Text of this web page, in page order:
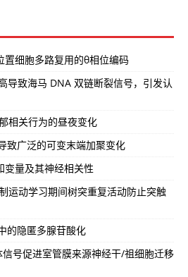
置细胞多路复用的θ相位编码
导致海马 DNA 双链断裂信号，引发认
相关行为的昼夜变化
致广泛的可变末端加聚变化
变量及其神经相关性
运动学习期间树突重复活动防止突触
的隐匿多腺苷酸化
号促进室管膜来源神经干/祖细胞迁移